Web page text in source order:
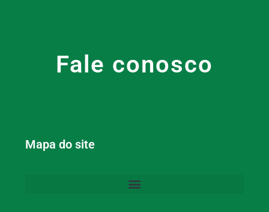
Fale conosco
Mapa do site